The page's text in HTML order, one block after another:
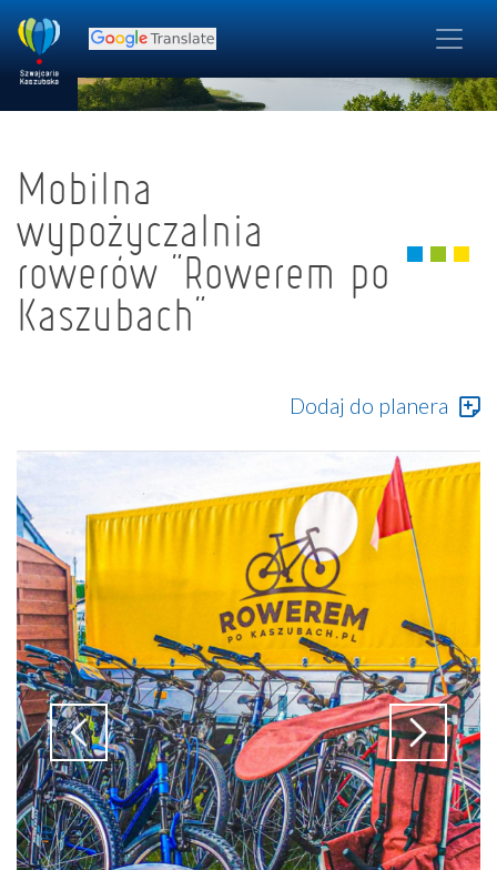
Mobilna
wypożyczalnia
rowerów "Rowerem po
Kaszubach"
Dodaj do planera